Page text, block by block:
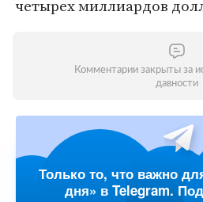
четырех миллиардов
Комментарии закрыты за
давности
Только то, что важно
дня» в Telegram.